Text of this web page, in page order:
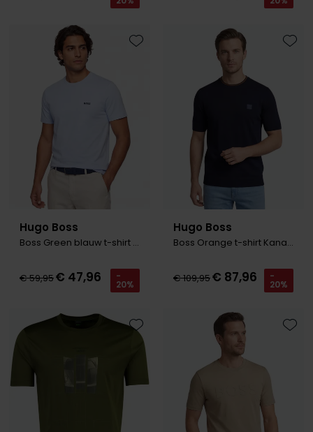
Hugo Boss
Boss Green blauw t-shirt katoen
€ 59,95€ 47,96 -
20%
Toevoegen aan favorieten
Hugo Boss
Boss Orange t-shirt Kanache donkerblauw
€ 109,95€ 87,96 -
20%
Toevoegen aan favorieten